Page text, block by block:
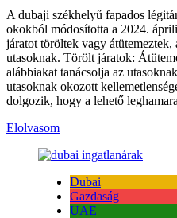
A dubaji székhelyű fapados
okokból módosította a 2024.
járatot töröltek vagy
utasoknak. Törölt járatok:
alábbiakat tanácsolja az
utasoknak okozott
dolgozik, hogy a lehető
Elolvasom
Dubai
Gazdaság
UAE